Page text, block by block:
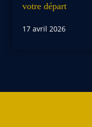
votre départ
17 avril 2026